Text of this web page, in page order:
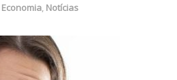
Economia, Notícias